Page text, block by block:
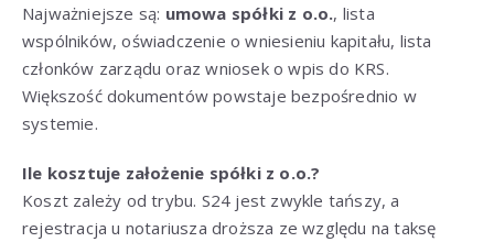
Najważniejsze są: umowa spółki z o.o., lista
wspólników, oświadczenie o wniesieniu kapitału, lista
członków zarządu oraz wniosek o wpis do KRS.
Większość dokumentów powstaje bezpośrednio w
systemie.
Ile kosztuje założenie spółki z o.o.?
Koszt zależy od trybu. S24 jest zwykle tańszy, a
rejestracja u notariusza droższa ze względu na taksę